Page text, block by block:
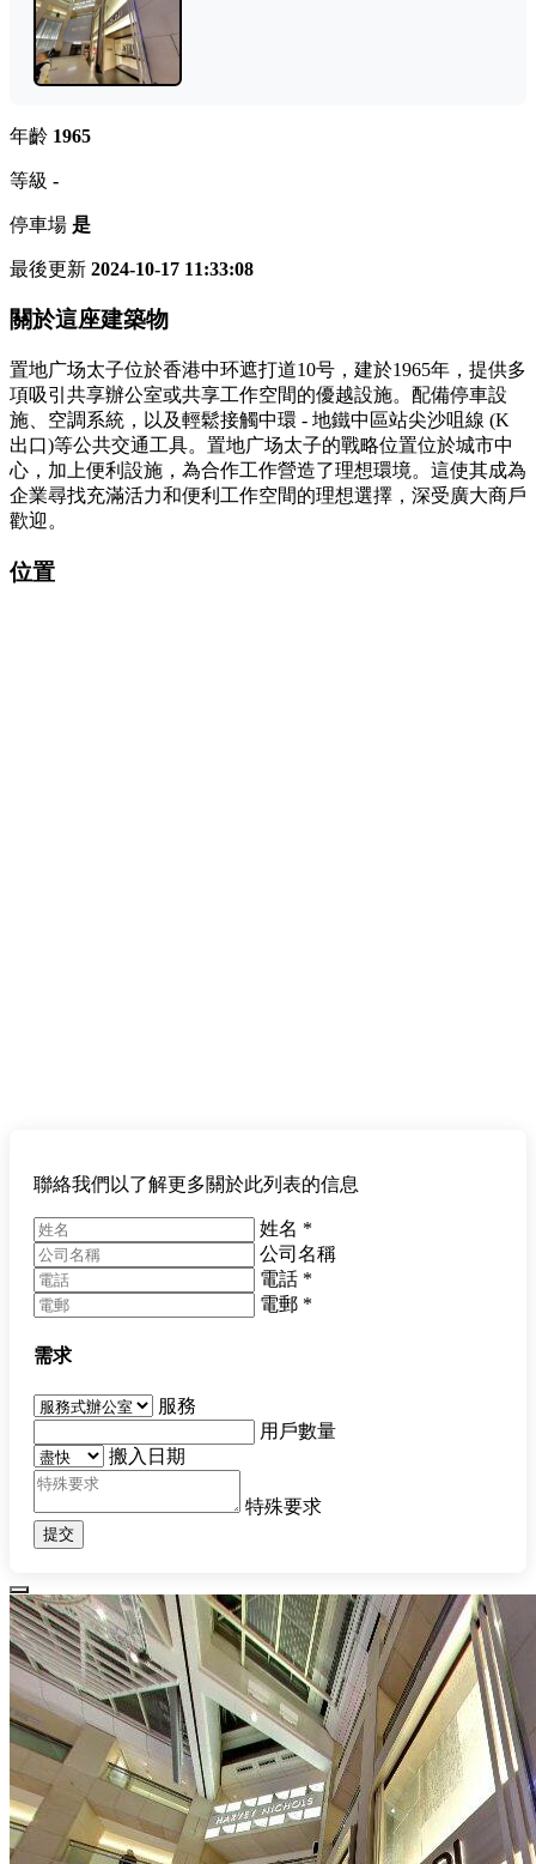
年齡 1965
等級 -
停車場 是
最後更新 2024-10-17 11:33:08
關於這座建築物
置地广场太子位於香港中环遮打道10号，建於1965年，提供多
項吸引共享辦公室或共享工作空間的優越設施。配備停車設
施、空調系統，以及輕鬆接觸中環 - 地鐵中區站尖沙咀線 (K
出口)等公共交通工具。置地广场太子的戰略位置位於城市中
心，加上便利設施，為合作工作營造了理想環境。這使其成為
企業尋找充滿活力和便利工作空間的理想選擇，深受廣大商戶
歡迎。
位置
聯絡我們以了解更多關於此列表的信息
姓名 *
公司名稱
電話 *
電郵 *
需求
服務
用戶數量
搬入日期
特殊要求
提交